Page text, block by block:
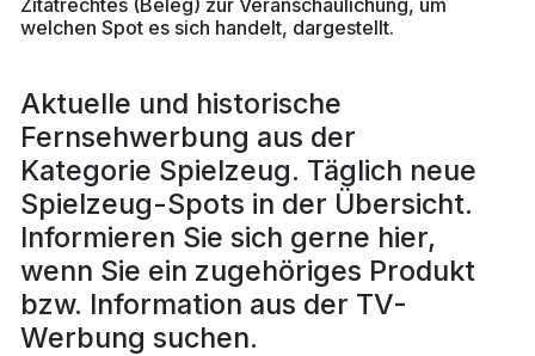
Zitatrechtes (Beleg) zur Veranschaulichung, um
welchen Spot es sich handelt, dargestellt.
Aktuelle und historische
Fernsehwerbung aus der
Kategorie Spielzeug. Täglich neue
Spielzeug-Spots in der Übersicht.
Informieren Sie sich gerne hier,
wenn Sie ein zugehöriges Produkt
bzw. Information aus der TV-
Werbung suchen.